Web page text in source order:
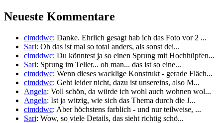
Neueste Kommentare
cimddwc: Danke. Ehrlich gesagt hab ich das Foto vor 2 ...
Sari: Oh das ist mal so total anders, als sonst dei...
cimddwc: Du könntest ja so einen Sprung mit Hochhüpfen...
Sari: Sprung im Teller... oh man... das ist so eine...
cimddwc: Wenn dieses wacklige Konstrukt - gerade Fläch...
cimddwc: Geht leider nicht, dazu ist unsereins, also M...
Angela: Voll schön, da würde ich wohl auch wohnen wol...
Angela: Ist ja witzig, wie sich das Thema durch die J...
cimddwc: Aber höchstens farblich - und nur teilweise, ...
Sari: Wow, so viele Details, das sieht richtig schö...